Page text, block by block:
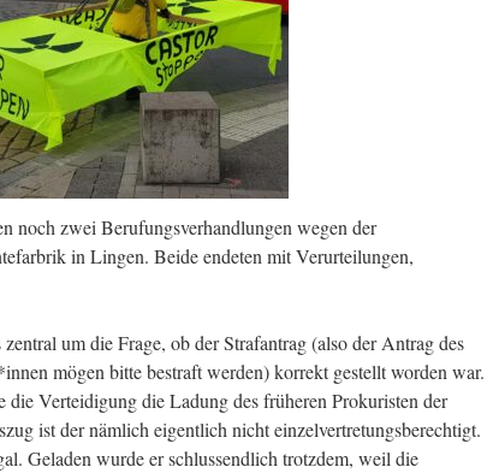
noch zwei Berufungsverhandlungen wegen der
in Lingen. Beide endeten mit Verurteilungen,
um die Frage, ob der Strafantrag (also der Antrag des
mögen bitte bestraft werden) korrekt gestellt worden war.
die Verteidigung die Ladung des früheren Prokuristen der
ist der nämlich eigentlich nicht einzelvertretungsberechtigt.
Geladen wurde er schlussendlich trotzdem, weil die